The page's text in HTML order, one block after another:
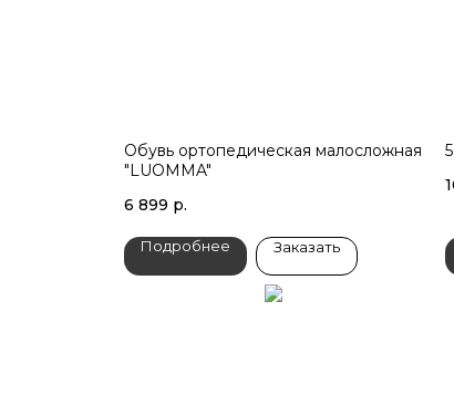
Обувь ортопедическая малосложная
"LUOMMA"
6 899 р.
Подробнее Заказать